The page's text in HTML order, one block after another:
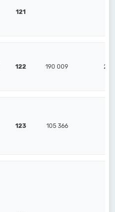
121
122 190 009 213
123 105 366